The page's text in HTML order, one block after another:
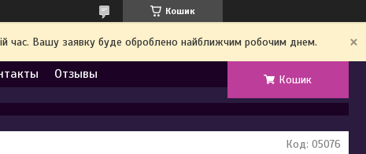
Кошик
час. Вашу заявку буде оброблено найближчим робочим днем.
Отзывы Кошик
Код: 05076